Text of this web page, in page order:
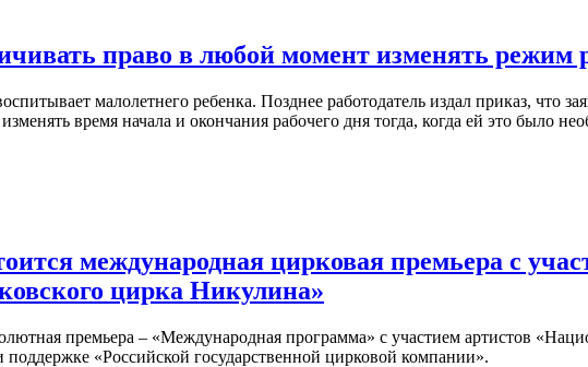
право в любой момент изменять режим
малолетнего ребенка. Позднее работодатель издал приказ, что
время начала и окончания рабочего дня тогда, когда ей это было
международная цирковая премьера с
цирка Никулина»
премьера – «Международная программа» с участием артистов
«Российской государственной цирковой компании».